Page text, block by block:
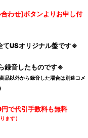
わせ]ボタンよりお申し付
てUSオリジナル盤です※
録音したものです※
品以外から録音した場合は別途コメ
で代引手数料も無料
ます）